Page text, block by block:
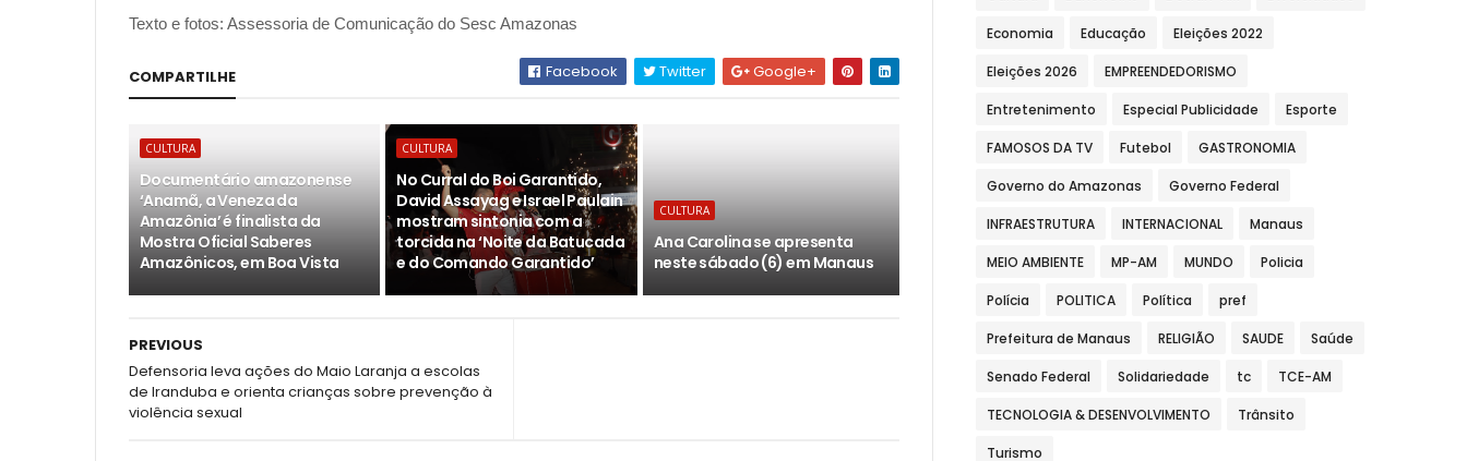
Texto e fotos: Assessoria de Comunicação do Sesc Amazonas
COMPARTILHE Facebook Twitter Google+
CULTURA
Documentário amazonense
‘Anamã, a Veneza da
Amazônia’ é finalista da
Mostra Oficial Saberes
Amazônicos, em Boa Vista
CULTURA
No Curral do Boi Garantido,
David Assayag e Israel Paulain
mostram sintonia com a
torcida na ‘Noite da Batucada
e do Comando Garantido’
CULTURA
Ana Carolina se apresenta
neste sábado (6) em Manaus
PREVIOUS
Defensoria leva ações do Maio Laranja a escolas
de Iranduba e orienta crianças sobre prevenção à
violência sexual
Economia Educação Eleições 2022
Eleições 2026 EMPREENDEDORISMO
Entretenimento Especial Publicidade Esporte
FAMOSOS DA TV Futebol GASTRONOMIA
Governo do Amazonas Governo Federal
INFRAESTRUTURA INTERNACIONAL Manaus
MEIO AMBIENTE MP-AM MUNDO Policia
Polícia POLITICA Política pref
Prefeitura de Manaus RELIGIÃO SAUDE Saúde
Senado Federal Solidariedade tc TCE-AM
TECNOLOGIA & DESENVOLVIMENTO Trânsito
Turismo